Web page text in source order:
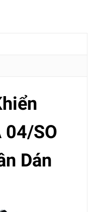
04/SO
Dán